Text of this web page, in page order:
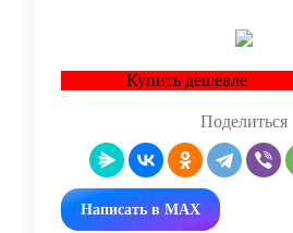
Купить дешевле
Поделиться
Написать в MAX